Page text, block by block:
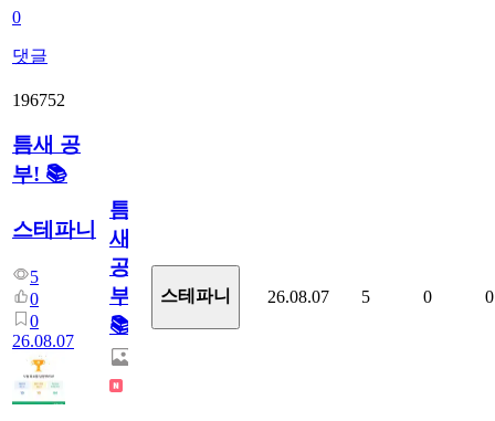
0
댓글
196752
틈새 공
부! 📚
스테파니
5
0
0
26.08.07
틈
새
공
부!
📚
스테파니 26.08.07 5 0 0